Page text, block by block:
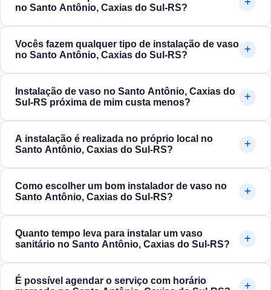
no Santo Antônio, Caxias do Sul‑RS?
Vocês fazem qualquer tipo de instalação de vaso
no Santo Antônio, Caxias do Sul‑RS?
Instalação de vaso no Santo Antônio, Caxias do
Sul‑RS próxima de mim custa menos?
A instalação é realizada no próprio local no
Santo Antônio, Caxias do Sul‑RS?
Como escolher um bom instalador de vaso no
Santo Antônio, Caxias do Sul‑RS?
Quanto tempo leva para instalar um vaso
sanitário no Santo Antônio, Caxias do Sul‑RS?
É possível agendar o serviço com horário